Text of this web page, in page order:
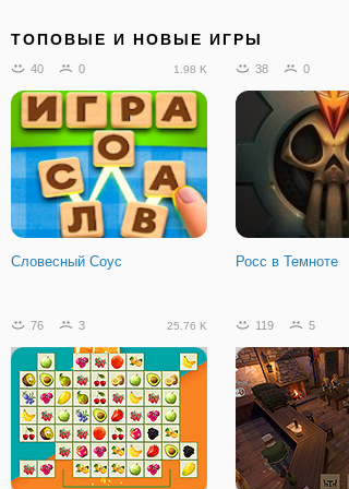
ТОПОВЫЕ И НОВЫЕ ИГРЫ
40 0 1.98 K
Словесный Соус
38 0
Росс в Темноте
76 3 25.76 K 119 5